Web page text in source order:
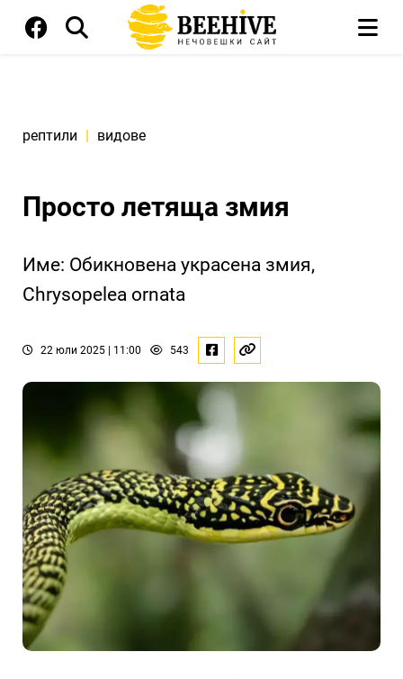
рептили | видове
Просто летяща змия
Име: Обикновена украсена змия,
Chrysopelea ornata
22 юли 2025 | 11:00 543